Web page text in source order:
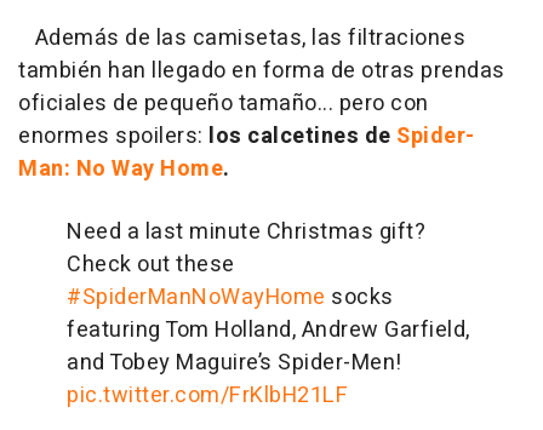
Además de las camisetas, las filtraciones
también han llegado en forma de otras prendas
oficiales de pequeño tamaño... pero con
enormes spoilers: los calcetines de Spider-
Man: No Way Home.
Need a last minute Christmas gift?
Check out these
#SpiderManNoWayHome socks
featuring Tom Holland, Andrew Garfield,
and Tobey Maguire’s Spider-Men!
pic.twitter.com/FrKlbH21LF